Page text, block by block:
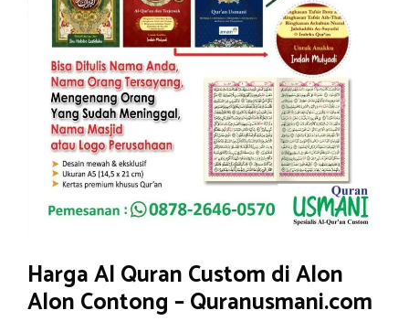
Harga Al Quran Custom di Alon
Alon Contong – Quranusmani.com